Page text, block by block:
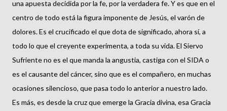
una apuesta decidida por la fe, por la verdadera fe. Y es que en el
centro de todo está la figura imponente de Jesús, el varón de
dolores. Es el crucificado el que dota de significado, ahora sí, a
todo lo que el creyente experimenta, a toda su vida. El Siervo
Sufriente no es el que manda la angustia, castiga con el SIDA o
es el causante del cáncer, sino que es el compañero, en muchas
ocasiones silencioso, que pasa todo lo anterior a nuestro lado.
Es más, es desde la cruz que emerge la Gracia divina, esa Gracia